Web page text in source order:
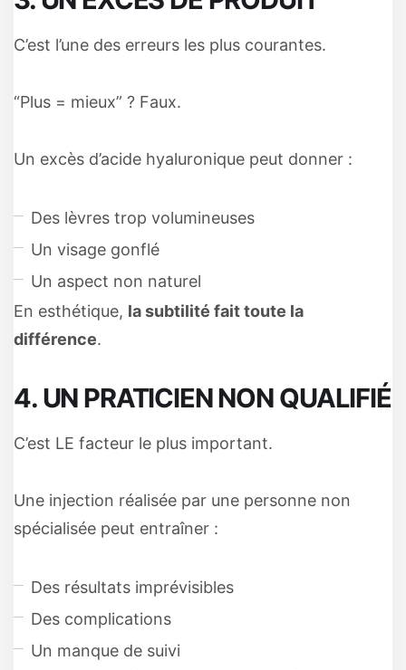
C’est l’une des erreurs les plus courantes.
“Plus = mieux” ? Faux.
Un excès d’acide hyaluronique peut donner :
Des lèvres trop volumineuses
Un visage gonflé
Un aspect non naturel
En esthétique, la subtilité fait toute la
différence.
4. UN PRATICIEN NON QUALIFIÉ
C’est LE facteur le plus important.
Une injection réalisée par une personne non
spécialisée peut entraîner :
Des résultats imprévisibles
Des complications
Un manque de suivi